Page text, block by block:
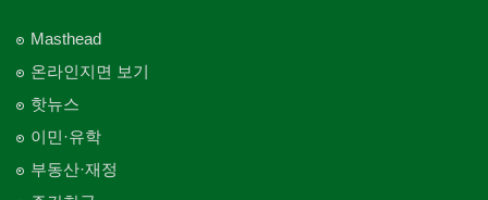
Masthead
온라인지면 보기
핫뉴스
이민·유학
부동산·재정